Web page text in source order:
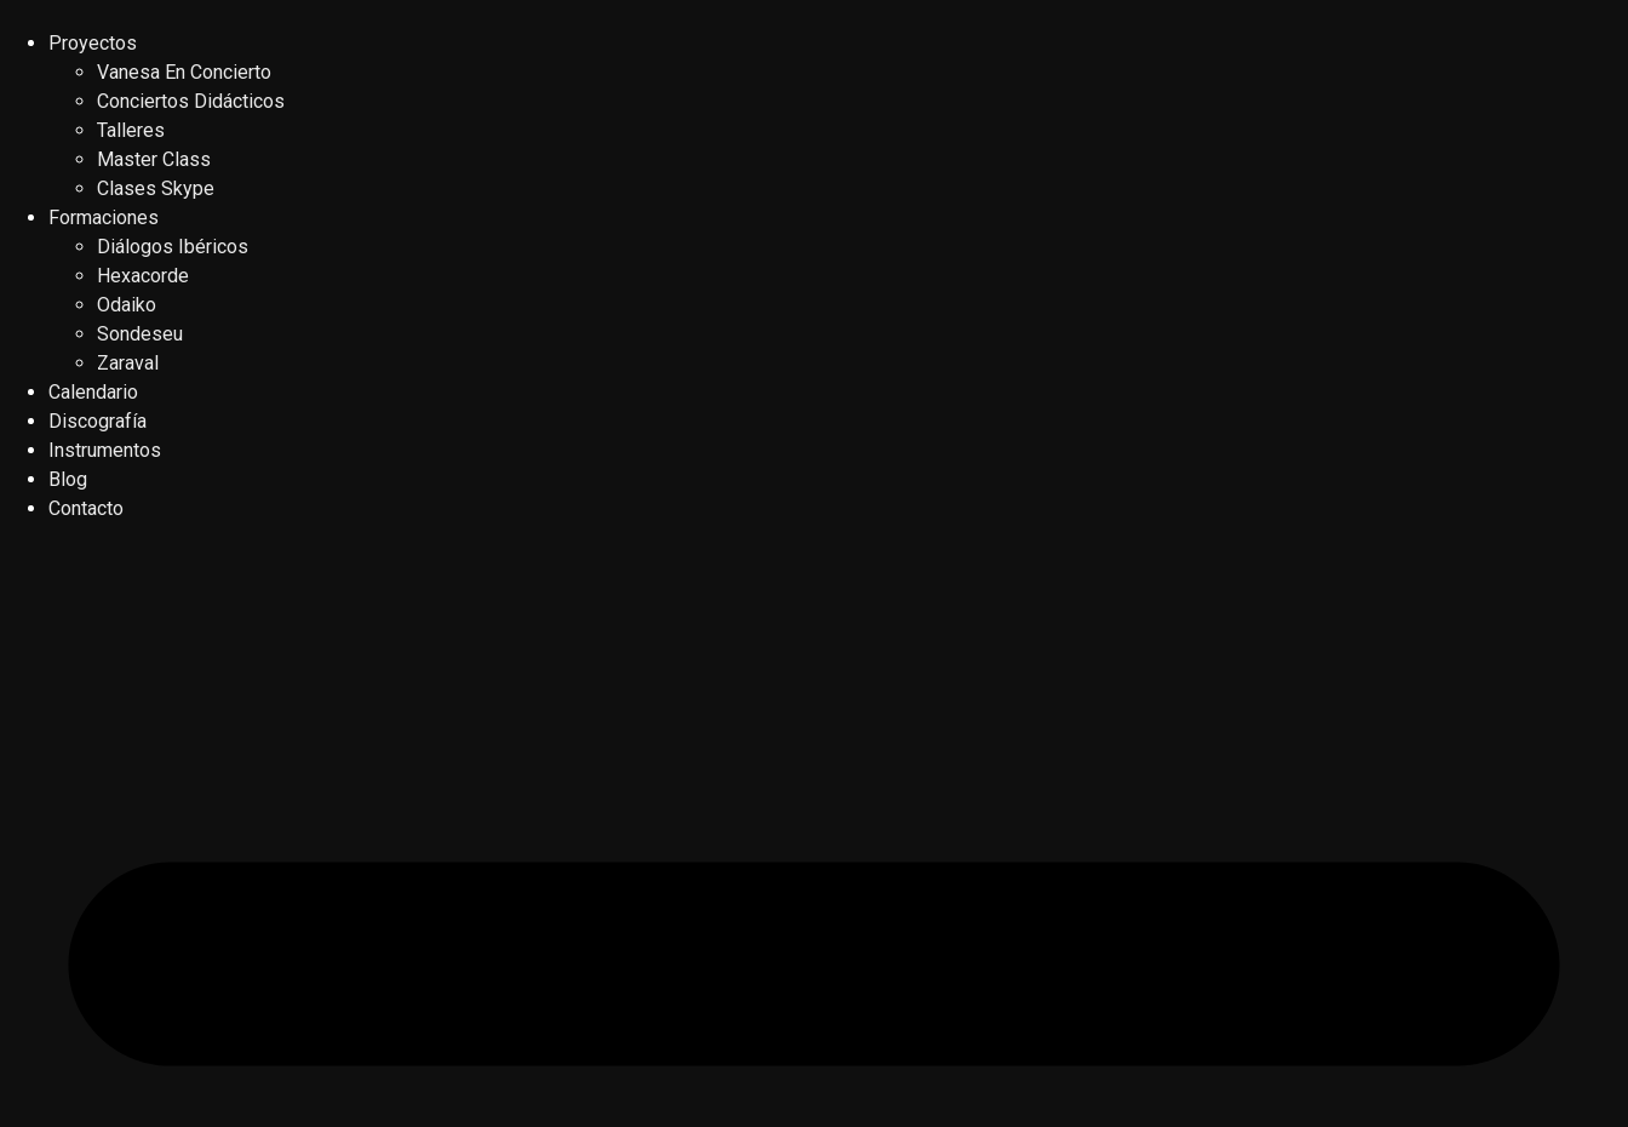
Proyectos
Vanesa En Concierto
Conciertos Didácticos
Talleres
Master Class
Clases Skype
Formaciones
Diálogos Ibéricos
Hexacorde
Odaiko
Sondeseu
Zaraval
Calendario
Discografía
Instrumentos
Blog
Contacto